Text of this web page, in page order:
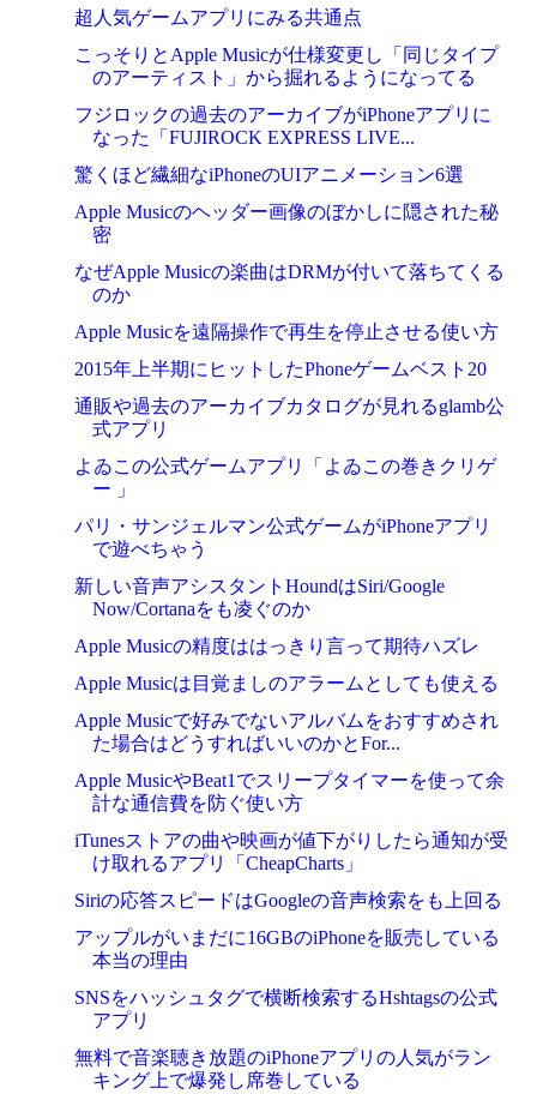
超人気ゲームアプリにみる共通点
こっそりとApple Musicが仕様変更し「同じタイプ
のアーティスト」から掘れるようになってる
フジロックの過去のアーカイブがiPhoneアプリに
なった「FUJIROCK EXPRESS LIVE...
驚くほど繊細なiPhoneのUIアニメーション6選
Apple Musicのヘッダー画像のぼかしに隠された秘
密
なぜApple Musicの楽曲はDRMが付いて落ちてくる
のか
Apple Musicを遠隔操作で再生を停止させる使い方
2015年上半期にヒットしたPhoneゲームベスト20
通販や過去のアーカイブカタログが見れるglamb公
式アプリ
よゐこの公式ゲームアプリ「よゐこの巻きクリゲ
ー 」
パリ・サンジェルマン公式ゲームがiPhoneアプリ
で遊べちゃう
新しい音声アシスタントHoundはSiri/Google
Now/Cortanaをも凌ぐのか
Apple Musicの精度ははっきり言って期待ハズレ
Apple Musicは目覚ましのアラームとしても使える
Apple Musicで好みでないアルバムをおすすめされ
た場合はどうすればいいのかとFor...
Apple MusicやBeat1でスリープタイマーを使って余
計な通信費を防ぐ使い方
iTunesストアの曲や映画が値下がりしたら通知が受
け取れるアプリ「CheapCharts」
Siriの応答スピードはGoogleの音声検索をも上回る
アップルがいまだに16GBのiPhoneを販売している
本当の理由
SNSをハッシュタグで横断検索するHshtagsの公式
アプリ
無料で音楽聴き放題のiPhoneアプリの人気がラン
キング上で爆発し席巻している